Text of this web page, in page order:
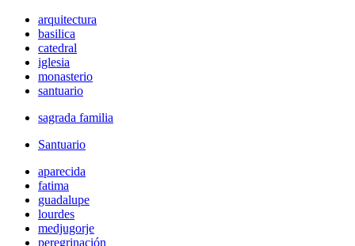
arquitectura
basilica
catedral
iglesia
monasterio
santuario
sagrada familia
Santuario
aparecida
fatima
guadalupe
lourdes
medjugorje
peregrinación